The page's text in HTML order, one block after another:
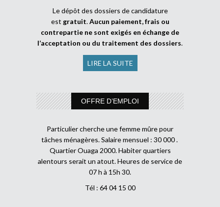
Le dépôt des dossiers de candidature
est gratuit.Aucun paiement, frais ou
contrepartie ne sont exigés en échange de
l’acceptation ou du traitement des dossiers.
LIRE LA SUITE
OFFRE D’EMPLOI
Particulier cherche une femme mûre pour
tâches ménagères. Salaire mensuel : 30 000 .
Quartier Ouaga 2000. Habiter quartiers
alentours serait un atout. Heures de service de
07 h à 15h 30.
Tél : 64 04 15 00